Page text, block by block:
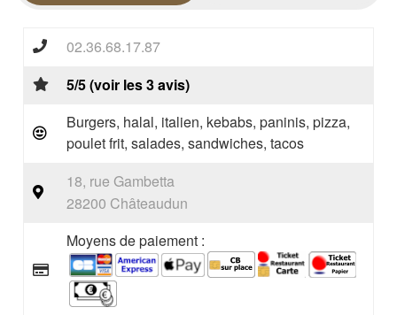
02.36.68.17.87
5/5 (voir les 3 avis)
Burgers, halal, italien, kebabs, paninis, pizza,
poulet frit, salades, sandwiches, tacos
18, rue Gambetta
28200 Châteaudun
Moyens de paiement :